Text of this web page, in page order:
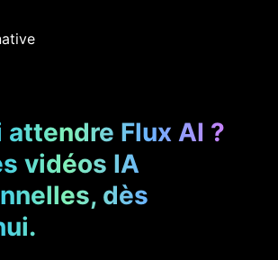
attendre Flux AI ?
vidéos IA
dès